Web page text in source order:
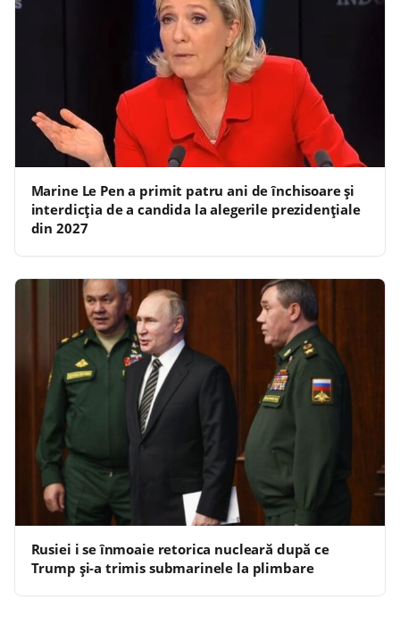
Marine Le Pen a primit patru ani de închisoare și
interdicția de a candida la alegerile prezidențiale
din 2027
Rusiei i se înmoaie retorica nucleară după ce
Trump și-a trimis submarinele la plimbare